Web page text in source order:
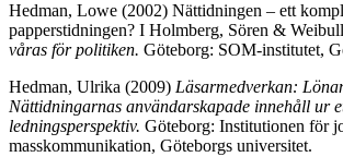
Hedman, Lowe (2002) Nättidningen – ett
papperstidningen? I Holmberg, Sören &
våras för politiken. Göteborg: SOM-institutet,
Hedman, Ulrika (2009) Läsarmedverkan:
Nättidningarnas användarskapade innehåll ur
ledningsperspektiv. Göteborg: Institutionen för
masskommunikation, Göteborgs universitet.